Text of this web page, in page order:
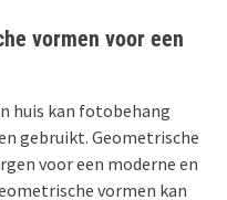
vormen voor een
huis kan fotobehang
gebruikt. Geometrische
voor een moderne en
vormen kan